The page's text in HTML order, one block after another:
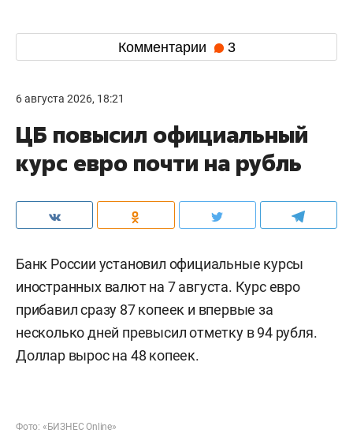
Комментарии 3
6 августа 2026, 18:21
ЦБ повысил официальный
курс евро почти на рубль
Банк России установил официальные курсы
иностранных валют на 7 августа. Курс евро
прибавил сразу 87 копеек и впервые за
несколько дней превысил отметку в 94 рубля.
Доллар вырос на 48 копеек.
Фото: «БИЗНЕС Online»